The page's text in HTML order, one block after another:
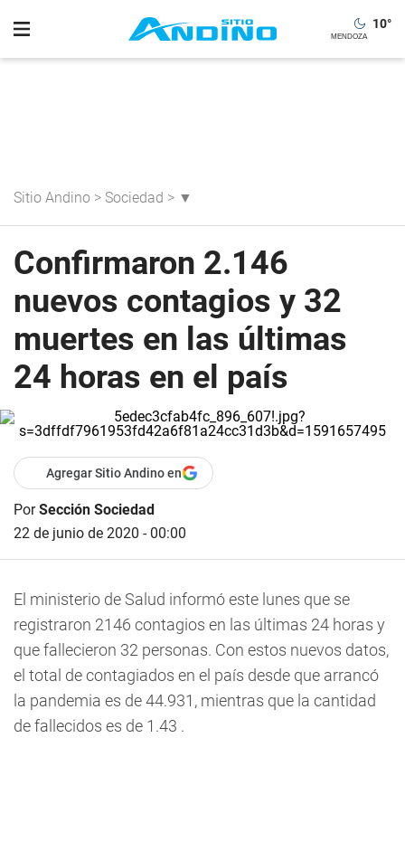
10°
Sitio Andino > Sociedad > ▼
Confirmaron 2.146
nuevos contagios y 32
muertes en las últimas
24 horas en el país
Agregar Sitio Andino en
PorSección Sociedad
22 de junio de 2020 - 00:00
El ministerio de Salud informó este lunes que se
registraron 2146 contagios en las últimas 24 horas y
que fallecieron 32 personas. Con estos nuevos datos,
el total de contagiados en el país desde que arrancó
la pandemia es de 44.931, mientras que la cantidad
de fallecidos es de 1.43 .